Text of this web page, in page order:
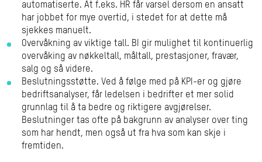
automatiserte. At f.eks. HR får varsel dersom en ansatt
har jobbet for mye overtid, i stedet for at dette må
sjekkes manuelt.
Overvåkning av viktige tall. BI gir mulighet til kontinuerlig
overvåking av nøkkeltall, måltall, prestasjoner, fravær,
salg og så videre.
Beslutningsstøtte. Ved å følge med på KPI-er og gjøre
bedriftsanalyser, får ledelsen i bedrifter et mer solid
grunnlag til å ta bedre og riktigere avgjørelser.
Beslutninger tas ofte på bakgrunn av analyser over ting
som har hendt, men også ut fra hva som kan skje i
fremtiden.